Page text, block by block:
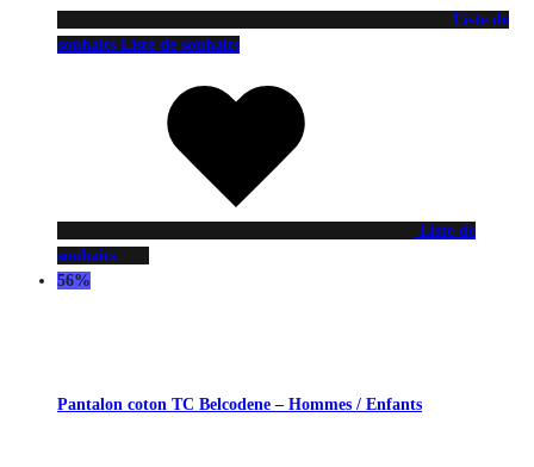
Liste de
souhaits Liste de souhaits
Liste de
souhaits
56%
Pantalon coton TC Belcodene – Hommes / Enfants